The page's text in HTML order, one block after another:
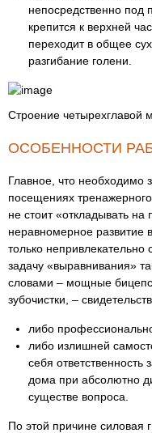
непосредственно
крепится к верхней
переходит в общее
разгибание голени.
Строение четырехглавой
ОСОБЕННОСТИ
Главное, что необходимо
посещениях
не стоит «откладывать
неравномерное развитие
только
задачу «выравнивания»
словами – мощные
зубочистки, –
либо
либо излишней
себя ответственность
дома при абсолютно
существе вопроса.
По этой причине силовая